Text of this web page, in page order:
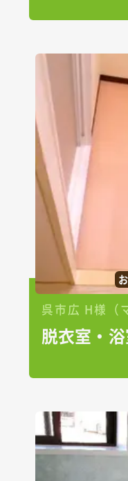
呉市広 H様（
脱衣室・